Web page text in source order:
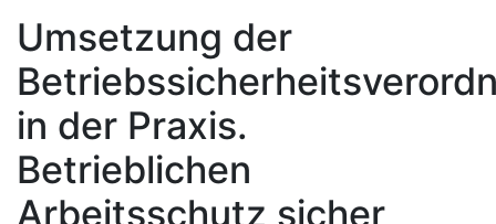
Umsetzung der
in der Praxis.
Betrieblichen
Arbeitsschutz sicher